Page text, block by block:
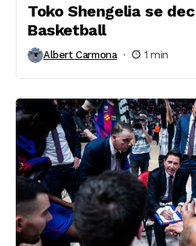
Toko Shengelia se
Basketball
Albert Carmona 1 min